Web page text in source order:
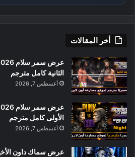
أخر المقالات
الثانية كامل مترجم
أغسطس 7, 2026
الأولى كامل مترجم
أغسطس 7, 2026